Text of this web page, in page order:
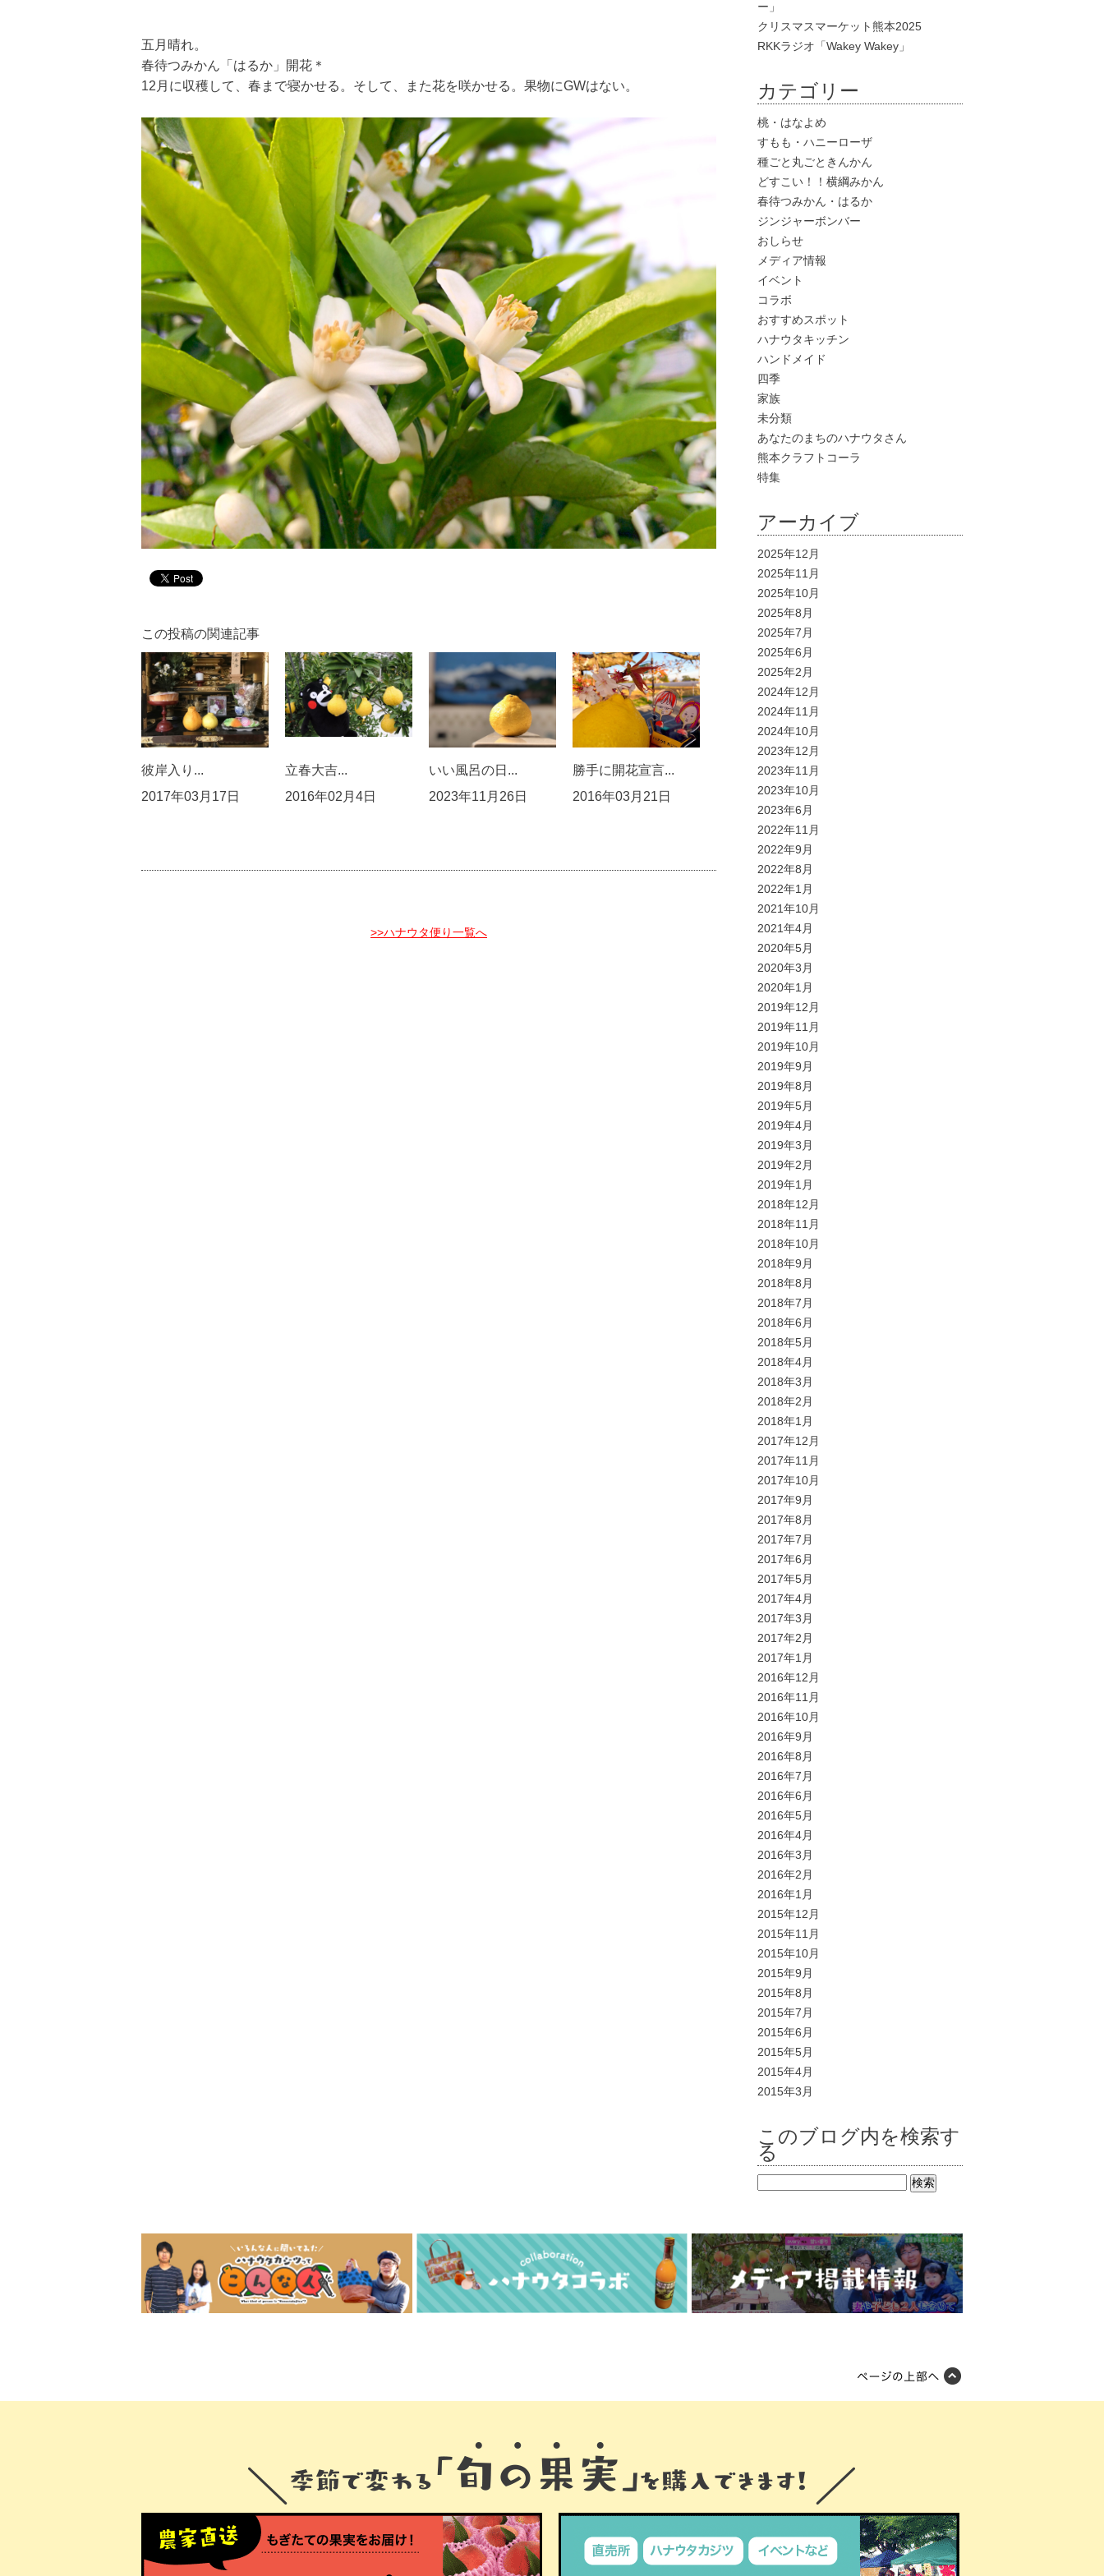
五月晴れ。
春待つみかん「はるか」開花＊
12月に収穫して、春まで寝かせる。そして、また花を咲かせる。果物にGWはない。
この投稿の関連記事
彼岸入り...
2017年03月17日
立春大吉...
2016年02月4日
いい風呂の日...
2023年11月26日
勝手に開花宣言...
2016年03月21日
>>ハナウタ便り一覧へ
ー」
クリスマスマーケット熊本2025
RKKラジオ「Wakey Wakey」
カテゴリー
桃・はなよめ
すもも・ハニーローザ
種ごと丸ごときんかん
どすこい！！横綱みかん
春待つみかん・はるか
ジンジャーボンバー
おしらせ
メディア情報
イベント
コラボ
おすすめスポット
ハナウタキッチン
ハンドメイド
四季
家族
未分類
あなたのまちのハナウタさん
熊本クラフトコーラ
特集
アーカイブ
2025年12月
2025年11月
2025年10月
2025年8月
2025年7月
2025年6月
2025年2月
2024年12月
2024年11月
2024年10月
2023年12月
2023年11月
2023年10月
2023年6月
2022年11月
2022年9月
2022年8月
2022年1月
2021年10月
2021年4月
2020年5月
2020年3月
2020年1月
2019年12月
2019年11月
2019年10月
2019年9月
2019年8月
2019年5月
2019年4月
2019年3月
2019年2月
2019年1月
2018年12月
2018年11月
2018年10月
2018年9月
2018年8月
2018年7月
2018年6月
2018年5月
2018年4月
2018年3月
2018年2月
2018年1月
2017年12月
2017年11月
2017年10月
2017年9月
2017年8月
2017年7月
2017年6月
2017年5月
2017年4月
2017年3月
2017年2月
2017年1月
2016年12月
2016年11月
2016年10月
2016年9月
2016年8月
2016年7月
2016年6月
2016年5月
2016年4月
2016年3月
2016年2月
2016年1月
2015年12月
2015年11月
2015年10月
2015年9月
2015年8月
2015年7月
2015年6月
2015年5月
2015年4月
2015年3月
このブログ内を検索す
る